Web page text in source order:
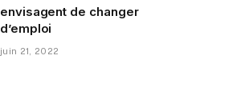
envisagent de changer
d’emploi
juin 21, 2022